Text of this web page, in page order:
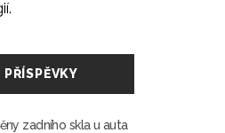
zadního skla u auta